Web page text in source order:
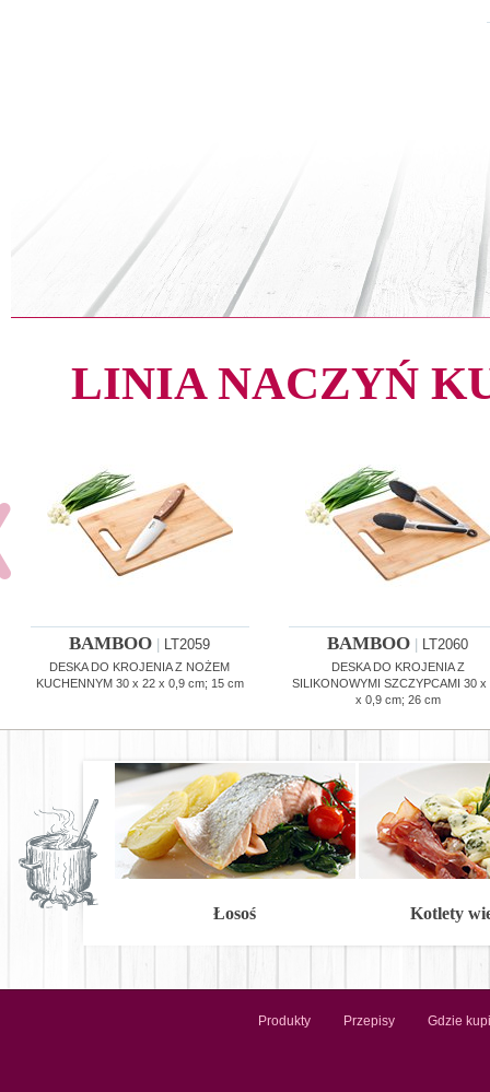
LINIA NACZYŃ
BAMBOO LT2059
DESKA DO KROJENIA Z NOŻEM
KUCHENNYM 30 x 22 x 0,9 cm; 15 cm
BAMBOO LT2060
DESKA DO KROJENIA Z
SILIKONOWYMI SZCZYPCAMI 30 x
x 0,9 cm; 26 cm
Łosoś Kotlety
Produkty Przepisy Gdzie